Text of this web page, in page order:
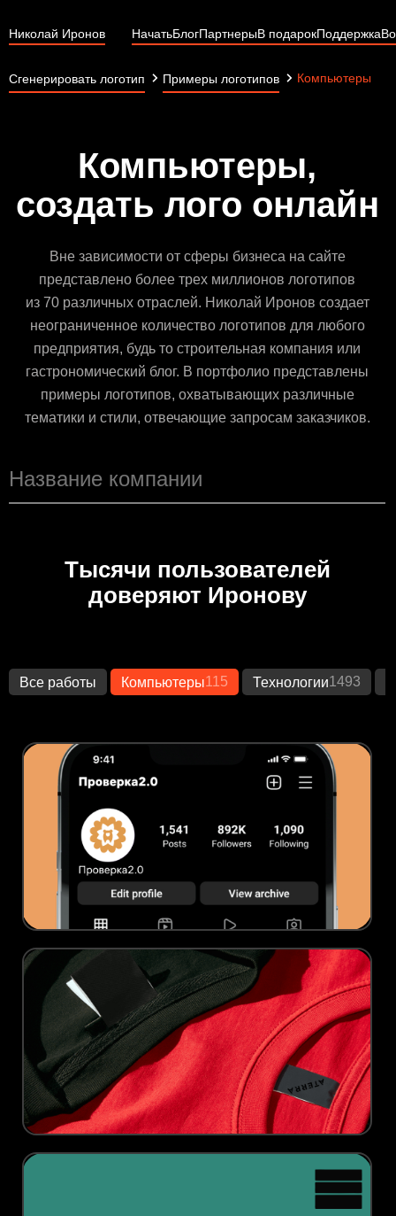
Николай Иронов НачатьБлогПартнерыВ подарокПоддержка
Сгенерировать логотип Примеры логотипов Компьютеры
Компьютеры,
создать лого онлайн
Вне зависимости от сферы бизнеса на сайте
представлено более трех миллионов логотипов
из 70 различных отраслей. Николай Иронов создает
неограниченное количество логотипов для любого
предприятия, будь то строительная компания или
гастрономический блог. В портфолио представлены
примеры логотипов, охватывающих различные
тематики и стили, отвечающие запросам заказчиков.
Тысячи пользователей
доверяют Иронову
Все работы Компьютеры115 Технологии1493